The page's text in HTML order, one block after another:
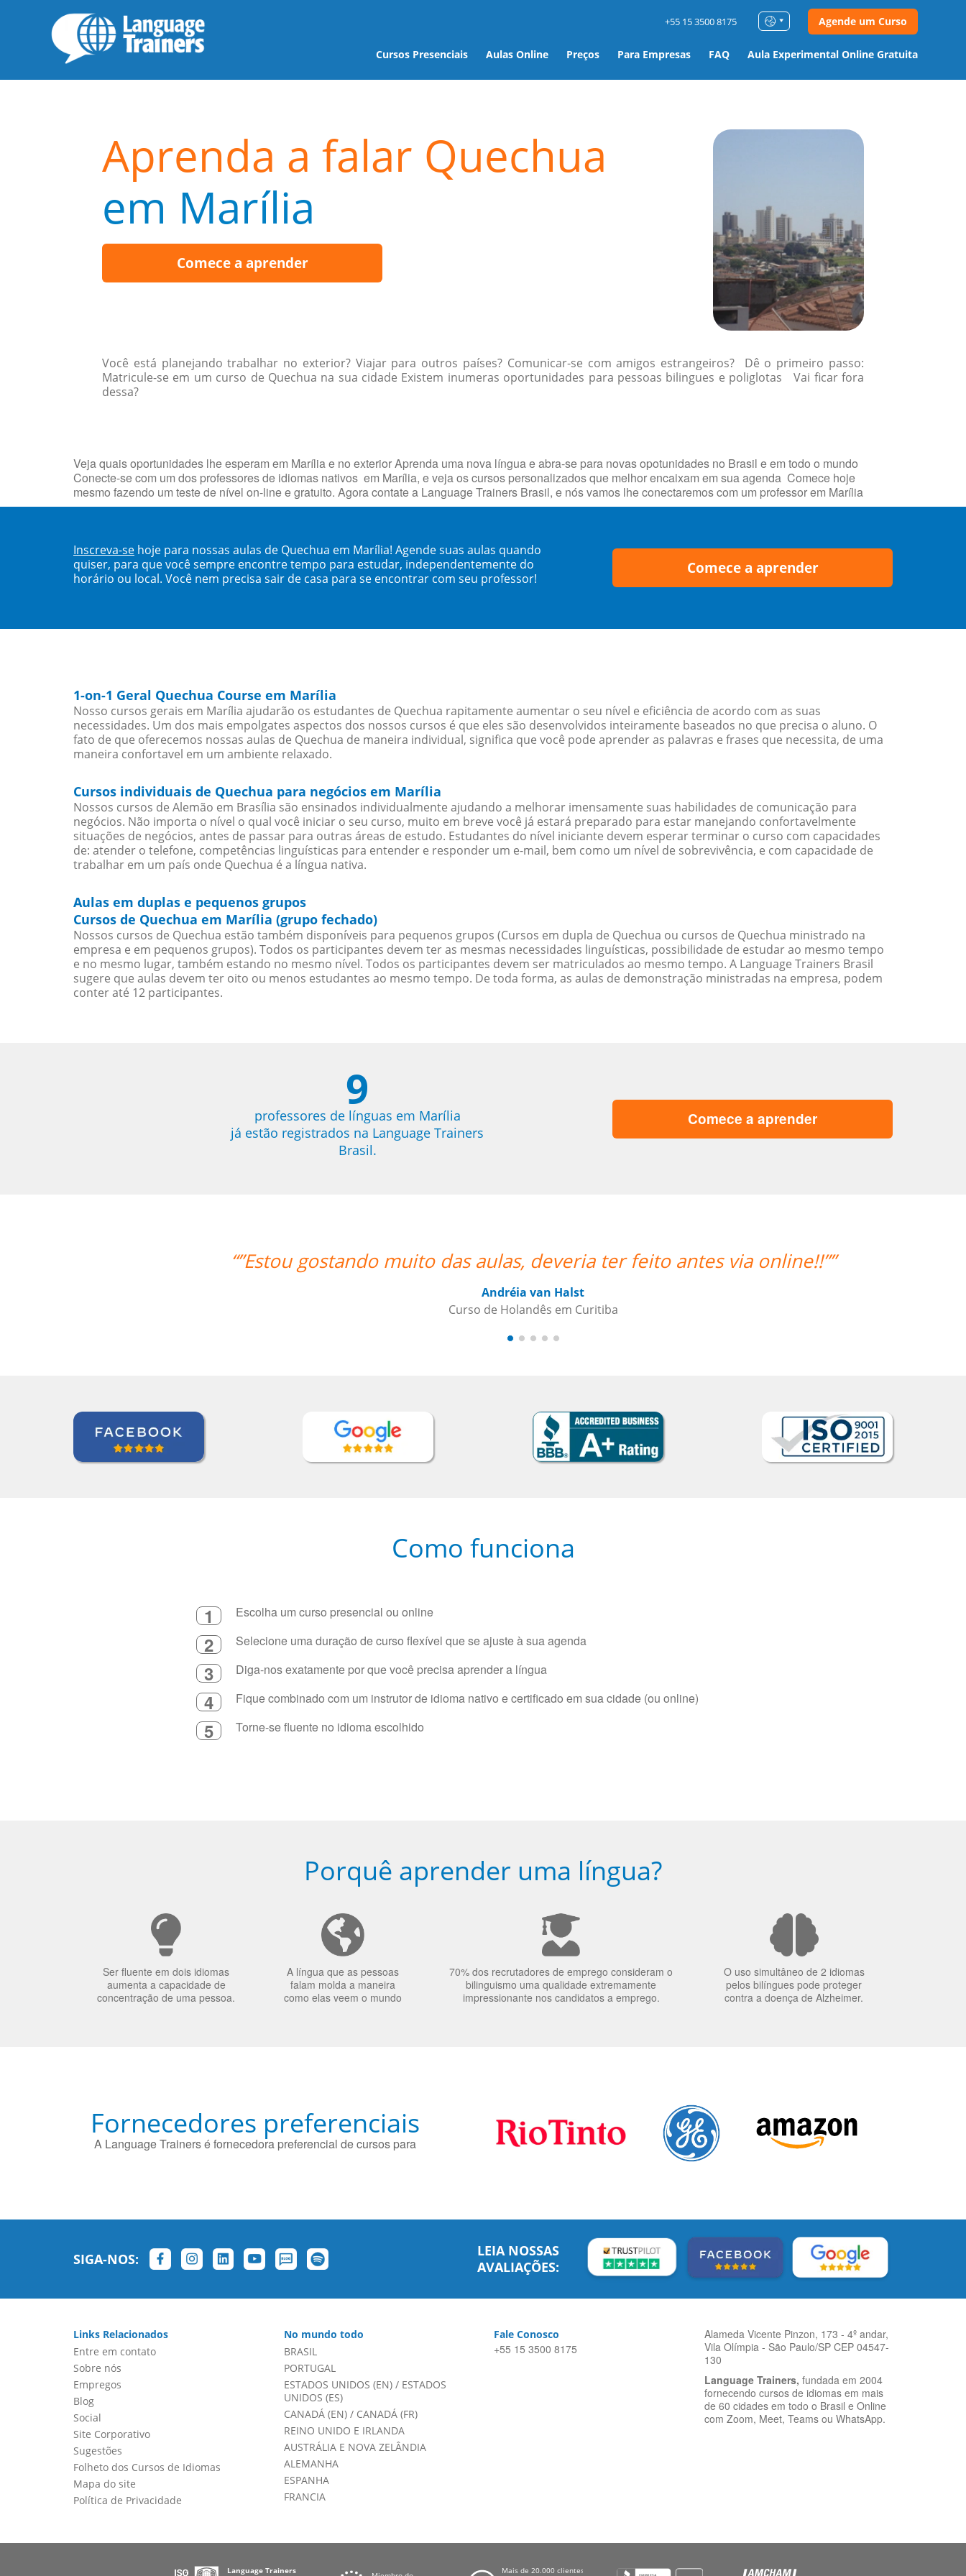
Cursos Presenciais Aulas Online Preços Para Empresas FAQ Aula Experimental Online Gratuita
+55 15 3500 8175 Agende um Curso
Aprenda a falar Quechua
em Marília
Comece a aprender
Você está planejando trabalhar no exterior? Viajar para outros países? Comunicar-se com amigos estrangeiros? Dê o primeiro passo:
Matricule-se em um curso de Quechua na sua cidade Existem inumeras oportunidades para pessoas bilingues e poliglotas Vai ficar fora
dessa?
Veja quais oportunidades lhe esperam em Marília e no exterior Aprenda uma nova língua e abra-se para novas opotunidades no Brasil e em todo o mundo
Conecte-se com um dos professores de idiomas nativos em Marília, e veja os cursos personalizados que melhor encaixam em sua agenda Comece hoje
mesmo fazendo um teste de nível on-line e gratuito. Agora contate a Language Trainers Brasil, e nós vamos lhe conectaremos com um professor em Marília
Inscreva-se hoje para nossas aulas de Quechua em Marília! Agende suas aulas quando
quiser, para que você sempre encontre tempo para estudar, independentemente do
horário ou local. Você nem precisa sair de casa para se encontrar com seu professor!
Comece a aprender
1-on-1 Geral Quechua Course em Marília
Nosso cursos gerais em Marília ajudarão os estudantes de Quechua rapitamente aumentar o seu nível e eficiência de acordo com as suas
necessidades. Um dos mais empolgates aspectos dos nossos cursos é que eles são desenvolvidos inteiramente baseados no que precisa o aluno. O
fato de que oferecemos nossas aulas de Quechua de maneira individual, significa que você pode aprender as palavras e frases que necessita, de uma
maneira confortavel em um ambiente relaxado.
Cursos individuais de Quechua para negócios em Marília
Nossos cursos de Alemão em Brasília são ensinados individualmente ajudando a melhorar imensamente suas habilidades de comunicação para
negócios. Não importa o nível o qual você iniciar o seu curso, muito em breve você já estará preparado para estar manejando confortavelmente
situações de negócios, antes de passar para outras áreas de estudo. Estudantes do nível iniciante devem esperar terminar o curso com capacidades
de: atender o telefone, competências linguísticas para entender e responder um e-mail, bem como um nível de sobrevivência, e com capacidade de
trabalhar em um país onde Quechua é a língua nativa.
Aulas em duplas e pequenos grupos
Cursos de Quechua em Marília (grupo fechado)
Nossos cursos de Quechua estão também disponíveis para pequenos grupos (Cursos em dupla de Quechua ou cursos de Quechua ministrado na
empresa e em pequenos grupos). Todos os participantes devem ter as mesmas necessidades linguísticas, possibilidade de estudar ao mesmo tempo
e no mesmo lugar, também estando no mesmo nível. Todos os participantes devem ser matriculados ao mesmo tempo. A Language Trainers Brasil
sugere que aulas devem ter oito ou menos estudantes ao mesmo tempo. De toda forma, as aulas de demonstração ministradas na empresa, podem
conter até 12 participantes.
9
professores de línguas em Marília
já estão registrados na Language Trainers
Brasil.
Comece a aprender
gostando muito das aulas, deveria ter feito antes via online!!”” “”As aulas foram maravilhosas. O
Como funciona
1 Escolha um curso presencial ou online
2 Selecione uma duração de curso flexível que se ajuste à sua agenda
3 Diga-nos exatamente por que você precisa aprender a língua
4 Fique combinado com um instrutor de idioma nativo e certificado em sua cidade (ou online)
5 Torne-se fluente no idioma escolhido
Porquê aprender uma língua?
Ser fluente em dois idiomas
aumenta a capacidade de
concentração de uma pessoa.
A língua que as pessoas
falam molda a maneira
como elas veem o mundo
70% dos recrutadores de emprego consideram o
bilinguismo uma qualidade extremamente
impressionante nos candidatos a emprego.
O uso simultâneo de 2 idiomas
pelos bilíngues pode proteger
contra a doença de Alzheimer.
Fornecedores preferenciais
A Language Trainers é fornecedora preferencial de cursos para
SIGA-NOS:
LEIA NOSSAS
AVALIAÇÕES:
Links Relacionados
Entre em contato
Sobre nós
Empregos
Blog
Social
Site Corporativo
Sugestões
Folheto dos Cursos de Idiomas
Mapa do site
Política de Privacidade
No mundo todo
BRASIL
PORTUGAL
ESTADOS UNIDOS (EN)/ ESTADOS
UNIDOS (ES)
CANADÁ (EN)/ CANADÁ (FR)
REINO UNIDO E IRLANDA
AUSTRÁLIA E NOVA ZELÂNDIA
ALEMANHA
ESPANHA
FRANCIA
Fale Conosco
+55 15 3500 8175
Alameda Vicente Pinzon, 173 - 4º andar,
Vila Olímpia - São Paulo/SP CEP 04547-
130
Language Trainers, fundada em 2004
fornecendo cursos de idiomas em mais
de 60 cidades em todo o Brasil e Online
com Zoom, Meet, Teams ou WhatsApp.